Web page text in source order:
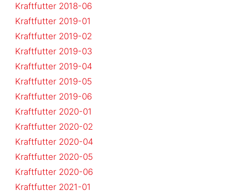
Kraftfutter 2018-06
Kraftfutter 2019-01
Kraftfutter 2019-02
Kraftfutter 2019-03
Kraftfutter 2019-04
Kraftfutter 2019-05
Kraftfutter 2019-06
Kraftfutter 2020-01
Kraftfutter 2020-02
Kraftfutter 2020-04
Kraftfutter 2020-05
Kraftfutter 2020-06
Kraftfutter 2021-01